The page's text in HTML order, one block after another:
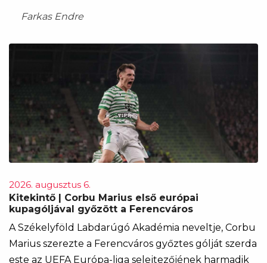
Farkas Endre
2026. augusztus 6.
Kitekintő | Corbu Marius első európai
kupagóljával győzött a Ferencváros
A Székelyföld Labdarúgó Akadémia neveltje, Corbu
Marius szerezte a Ferencváros győztes gólját szerda
este az UEFA Európa-liga selejtezőjének harmadik